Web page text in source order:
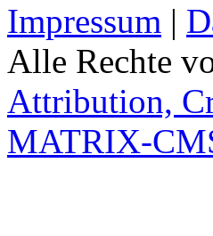
Impressum |
Alle Rechte
Attribution,
MATRIX-